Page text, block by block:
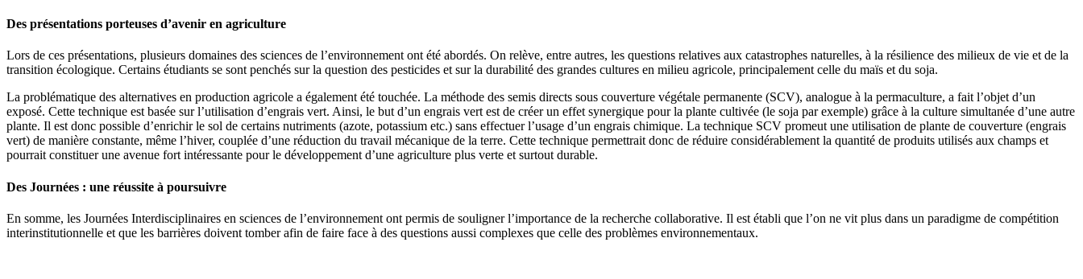
Des présentations porteuses d’avenir en agriculture
Lors de ces présentations, plusieurs domaines des sciences de l’environnement ont été abordés. On relève, entre autres, les questions relatives aux catastrophes naturelles, à la résilience des milieux de vie et de la
transition écologique. Certains étudiants se sont penchés sur la question des pesticides et sur la durabilité des grandes cultures en milieu agricole, principalement celle du maïs et du soja.
La problématique des alternatives en production agricole a également été touchée. La méthode des semis directs sous couverture végétale permanente (SCV), analogue à la permaculture, a fait l’objet d’un
exposé. Cette technique est basée sur l’utilisation d’engrais vert. Ainsi, le but d’un engrais vert est de créer un effet synergique pour la plante cultivée (le soja par exemple) grâce à la culture simultanée d’une autre
plante. Il est donc possible d’enrichir le sol de certains nutriments (azote, potassium etc.) sans effectuer l’usage d’un engrais chimique. La technique SCV promeut une utilisation de plante de couverture (engrais
vert) de manière constante, même l’hiver, couplée d’une réduction du travail mécanique de la terre. Cette technique permettrait donc de réduire considérablement la quantité de produits utilisés aux champs et
pourrait constituer une avenue fort intéressante pour le développement d’une agriculture plus verte et surtout durable.
Des Journées : une réussite à poursuivre
En somme, les Journées Interdisciplinaires en sciences de l’environnement ont permis de souligner l’importance de la recherche collaborative. Il est établi que l’on ne vit plus dans un paradigme de compétition
interinstitutionnelle et que les barrières doivent tomber afin de faire face à des questions aussi complexes que celle des problèmes environnementaux.